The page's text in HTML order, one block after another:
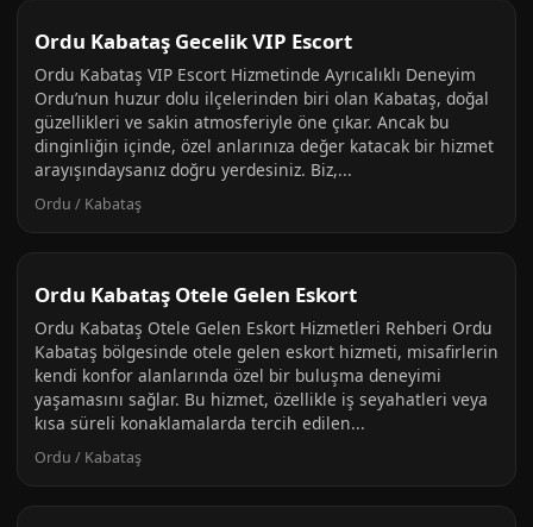
Ordu Kabataş Gecelik VIP Escort
Ordu Kabataş VIP Escort Hizmetinde Ayrıcalıklı Deneyim
Ordu’nun huzur dolu ilçelerinden biri olan Kabataş, doğal
güzellikleri ve sakin atmosferiyle öne çıkar. Ancak bu
dinginliğin içinde, özel anlarınıza değer katacak bir hizmet
arayışındaysanız doğru yerdesiniz. Biz,...
Ordu / Kabataş
Ordu Kabataş Otele Gelen Eskort
Ordu Kabataş Otele Gelen Eskort Hizmetleri Rehberi Ordu
Kabataş bölgesinde otele gelen eskort hizmeti, misafirlerin
kendi konfor alanlarında özel bir buluşma deneyimi
yaşamasını sağlar. Bu hizmet, özellikle iş seyahatleri veya
kısa süreli konaklamalarda tercih edilen...
Ordu / Kabataş